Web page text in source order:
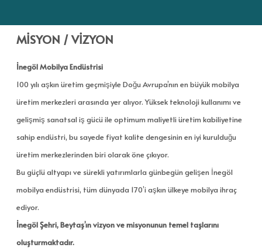
MİSYON / VİZYON
İnegöl Mobilya Endüstrisi
100 yılı aşkın üretim geçmişiyle Doğu Avrupa’nın en büyük mobilya
üretim merkezleri arasında yer alıyor. Yüksek teknoloji kullanımı ve
gelişmiş sanatsal iş gücü ile optimum maliyetli üretim kabiliyetine
sahip endüstri, bu sayede fiyat kalite dengesinin en iyi kurulduğu
üretim merkezlerinden biri olarak öne çıkıyor.
Bu güçlü altyapı ve sürekli yatırımlarla günbegün gelişen İnegöl
mobilya endüstrisi, tüm dünyada 170’i aşkın ülkeye mobilya ihraç
ediyor.
İnegöl Şehri, Beytaş’ın vizyon ve misyonunun temel taşlarını
oluşturmaktadır.